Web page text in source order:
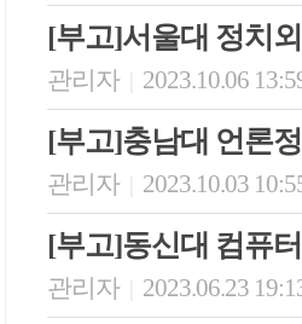
[부고]서울대 정치
관리자 2023.10.06
[부고]충남대 언론
관리자 2023.10.03
[부고]동신대 컴퓨
관리자 2023.06.23